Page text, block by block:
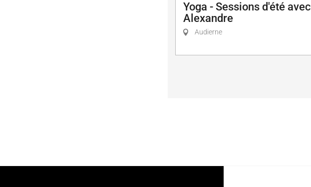
Yoga - Sessions d'été avec
Alexandre
Audierne